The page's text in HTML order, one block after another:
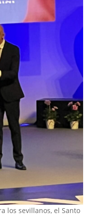
los sevillanos, el Santo